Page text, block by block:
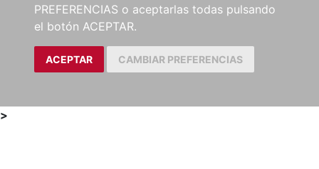
PREFERENCIAS o aceptarlas todas pulsando
el botón ACEPTAR.
ACEPTAR CAMBIAR PREFERENCIAS
>